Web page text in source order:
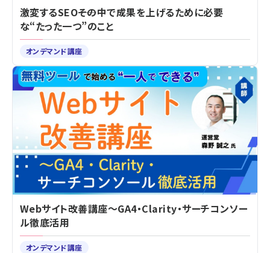
激変するSEO――その中で成果を上げるために必要
な“たった一つ”のこと
オンデマンド講座
Webサイト改善講座～GA4・Clarity・サーチコンソー
ル徹底活用
オンデマンド講座